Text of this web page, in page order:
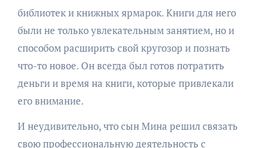
библиотек и книжных ярмарок. Книги для него
были не только увлекательным занятием, но и
способом расширить свой кругозор и познать
что-то новое. Он всегда был готов потратить
деньги и время на книги, которые привлекали
его внимание.
И неудивительно, что сын Мина решил связать
свою профессиональную деятельность с